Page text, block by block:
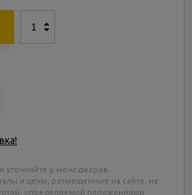
уточняйте у менеджеров.
и цены, размещенные на сайте, не
определяемой положениями